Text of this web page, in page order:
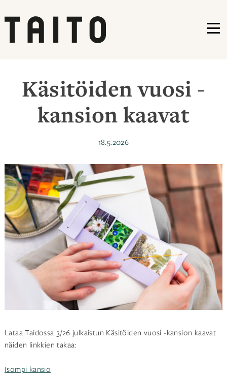
Käsitöiden vuosi -
kansion kaavat
Julkaistu
18.5.2026
Lataa Taidossa 3/26 julkaistun Käsitöiden vuosi -kansion kaavat
näiden linkkien takaa:
Isompi kansio